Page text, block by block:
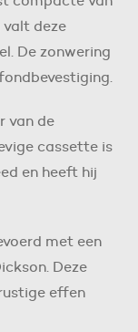
valt deze
De zonwering
van de
cassette is
en heeft hij
met een
Deze
effen